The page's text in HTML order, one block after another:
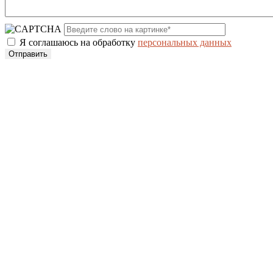
Я соглашаюсь на обработку персональных данных